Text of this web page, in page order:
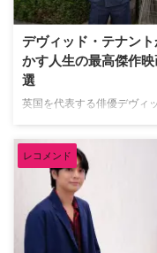
デヴィッド・テナント
かす人生の最高傑作
選
英国を代表する俳優デヴィ
『グッド・オーメンズ』）
像ソフトメーカーの米
による人気企画「Criterion
Closet」に登場した。数多の
映画のDVDやBlu-rayが並ぶ
ようなクローゼットを訪れ
ィッドは、自身が幼少期や
レコメンド